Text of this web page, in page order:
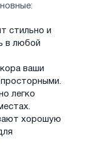
стильно и
в любой
ваши
легко
хорошую